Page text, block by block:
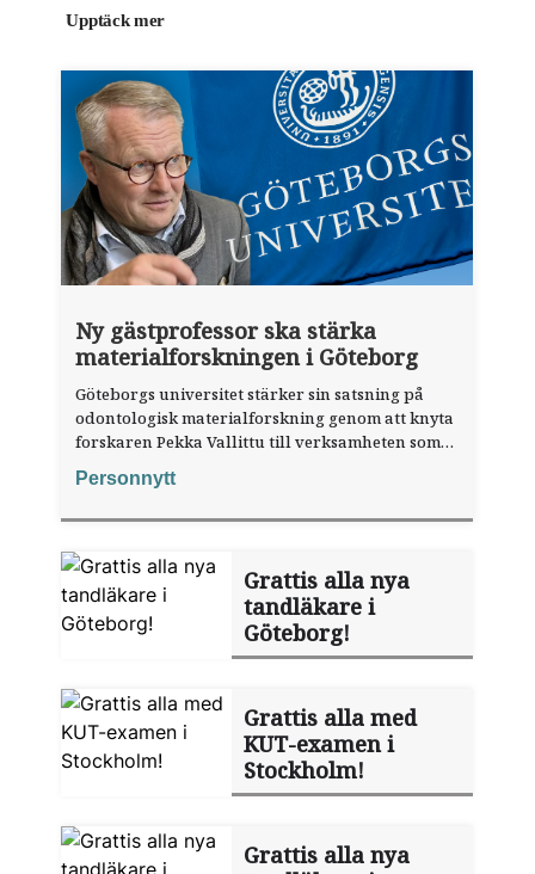
Upptäck mer
Ny gästprofessor ska stärka
materialforskningen i Göteborg
Göteborgs universitet stärker sin satsning på
odontologisk materialforskning genom att knyta
forskaren Pekka Vallittu till verksamheten som
gästprofessor.
Personnytt
Grattis alla nya
tandläkare i
Göteborg!
Grattis alla med
KUT-examen i
Stockholm!
Grattis alla nya